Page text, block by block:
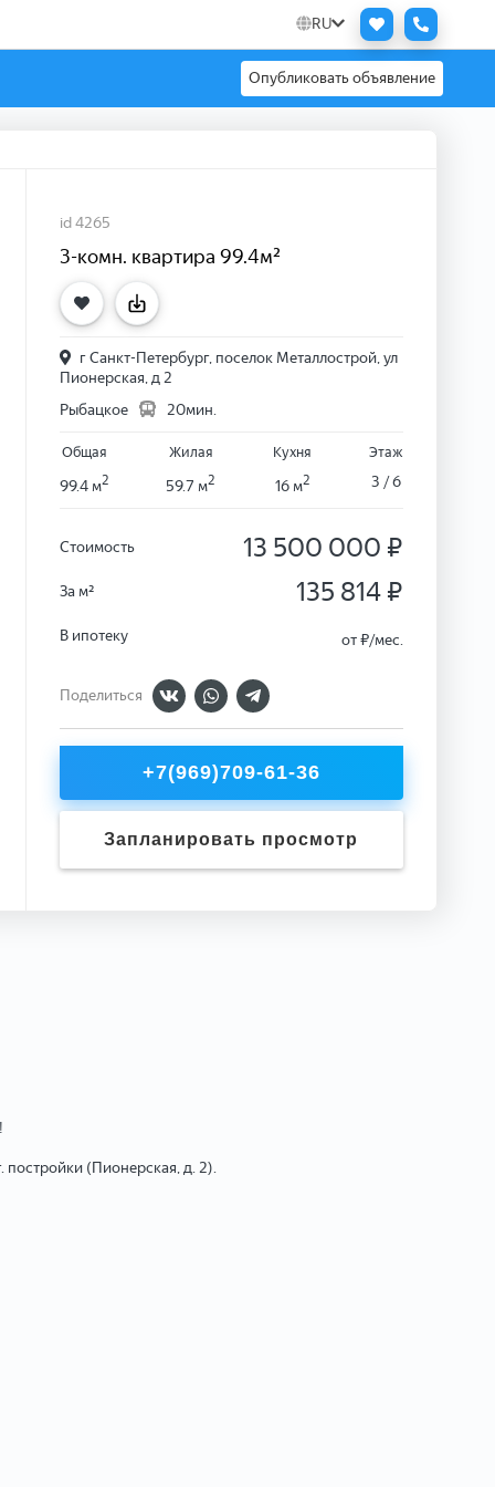
RU
Опубликовать объявление
id 4265
3-комн. квартира 99.4м²
г Санкт-Петербург, поселок Металлострой, ул
Пионерская, д 2
Рыбацкое
20мин.
Общая
99.4 м2
Жилая
59.7 м2
Кухня
16 м2
Этаж
3 / 6
Стоимость 13 500 000 ₽
За м² 135 814 ₽
В ипотеку от₽/мес.
Поделиться
+7(969)709-61-36
Запланировать просмотр
постройки (Пионерская, д. 2).